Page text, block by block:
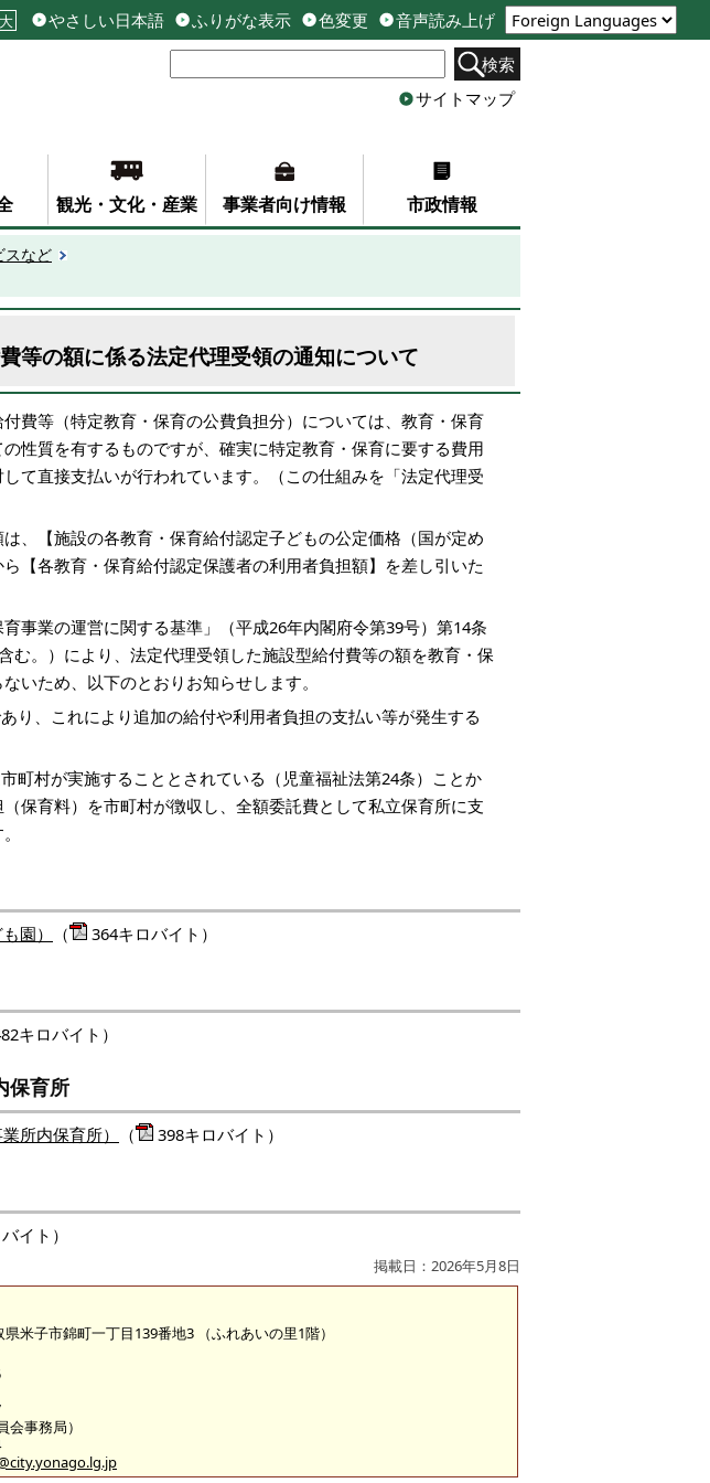
大 やさしい日本語 ふりがな表示 色変更
音声読み上げ
検索
サイトマップ
観光・文化・産業 事業者向け情報 市政情報
スなど
等の額に係る法定代理受領の通知について
費等（特定教育・保育の公費負担分）については、教育・保育
性質を有するものですが、確実に特定教育・保育に要する費用
て直接支払いが行われています。（この仕組みを「法定代理受
、【施設の各教育・保育給付認定子どもの公定価格（国が定め
【各教育・保育給付認定保護者の利用者負担額】を差し引いた
事業の運営に関する基準」（平成26年内閣府令第39号）第14条
む。）により、法定代理受領した施設型給付費等の額を教育・保
いため、以下のとおりお知らせします。
り、これにより追加の給付や利用者負担の支払い等が発生する
町村が実施することとされている（児童福祉法第24条）ことか
保育料）を市町村が徴収し、全額委託費として私立保育所に支
園） （ 364キロバイト）
キロバイト）
保育所
所内保育所） （ 398キロバイト）
イト）
掲載日：2026年5月8日
米子市錦町一丁目139番地3 （ふれあいの里1階）
事務局）